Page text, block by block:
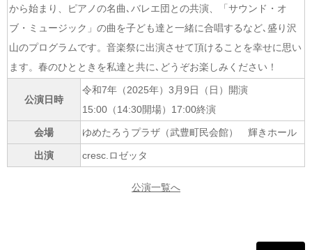
から始まり、ピアノの名曲､バレエ団との共演、「サウンド・オ
ブ・ミュージック」の曲を子ども達と一緒に合唱するなど､盛り沢
山のプログラムです。音楽祭に出演させて頂けることを幸せに思い
ます。春のひとときを私達と共に､どうぞお楽しみください！
公演日時
令和7年（2025年）3月9日（日）開演
15:00（14:30開場）17:00終演
会場 ゆめたろうプラザ（武豊町民会館） 輝きホール
出演 cresc.ロゼッタ
公演一覧へ